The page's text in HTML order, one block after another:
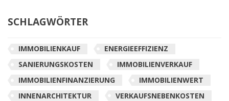
SCHLAGWÖRTER
IMMOBILIENKAUF
ENERGIEEFFIZIENZ
SANIERUNGSKOSTEN
IMMOBILIENVERKAUF
IMMOBILIENFINANZIERUNG
IMMOBILIENWERT
INNENARCHITEKTUR
VERKAUFSNEBENKOSTEN